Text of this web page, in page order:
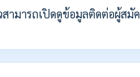
ามารถเปิดดูข้อมูลติดต่อผู้สมัค